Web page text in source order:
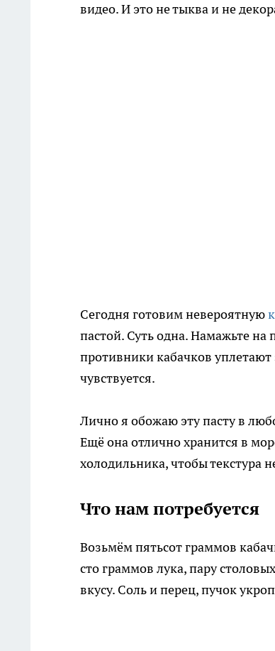
видео. И это не тыква и не
Сегодня готовим невероятную
пастой. Суть одна. Намажьте
противники кабачков
чувствуется.
Лично я обожаю эту пасту в
Ещё она отлично хранится в
холодильника, чтобы текстура
Что нам потребуется
Возьмём пятьсот граммов
сто граммов лука, пару
вкусу. Соль и перец, пучок